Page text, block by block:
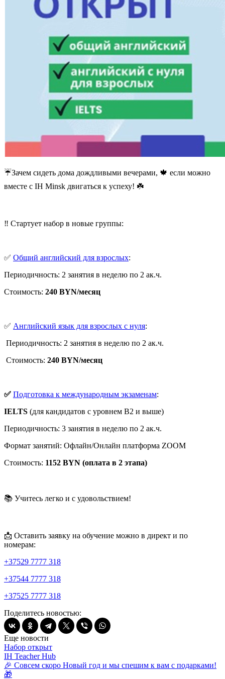
☔️Зачем сидеть дома дождливыми вечерами, 🍁 если можно
вместе с IH Minsk двигаться к успеху! ☘
‼️ Стартует набор в новые группы:
✅ Общий английский для взрослых:
Периодичность: 2 занятия в неделю по 2 ак.ч.
Стоимость: 240 BYN/месяц
✅ Английский язык для взрослых с нуля:
Периодичность: 2 занятия в неделю по 2 ак.ч.
Стоимость: 240 BYN/месяц
✅ Подготовка к международным экзаменам:
IELTS (для кандидатов с уровнем В2 и выше)
Периодичность: 3 занятия в неделю по 2 ак.ч.
Формат занятий: Офлайн/Онлайн платформа ZOOM
Стоимость: 1152 BYN (оплата в 2 этапа)
📚 Учитесь легко и с удовольствием!
📩 Оставить заявку на обучение можно в директ и по
номерам:
+37529 7777 318
+37544 7777 318
+37525 7777 318
Поделитесь новостью:
Еще новости
Набор открыт
IH Teacher Hub
🎉 Совсем скоро Новый год и мы спешим к вам с подарками!
🎁